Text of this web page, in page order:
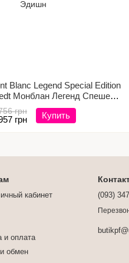
Blanc Legend Special Edition
Монблан Легенд Спешел
Эдишн
грн
грн Купить
кабинет
и оплата
обмен
(093)